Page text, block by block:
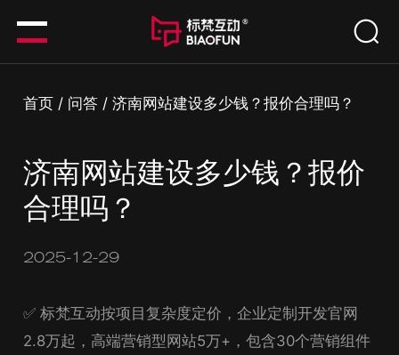
首页 / 问答 /济南网站建设多少钱？报价合理吗？
济南网站建设多少钱？报价
合理吗？
2025-12-29
✅ 标梵互动按项目复杂度定价，企业定制开发官网
2.8万起，高端营销型网站5万+，包含30个营销组件